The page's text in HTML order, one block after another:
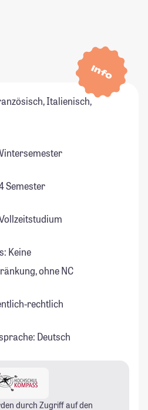
Info
Italienisch,
Semester
Keine
ohne NC
rechtlich
Deutsch
durch Zugriff auf den